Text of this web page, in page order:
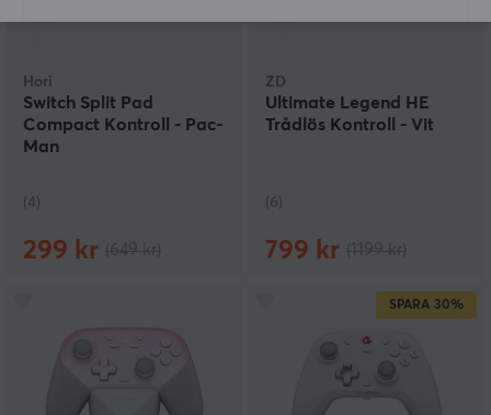
Hori
Switch Split Pad
Compact Kontroll - Pac-
Man
(4)
299 kr
ZD
Ultimate Legend HE
Trådlös Kontroll - Vit
(6)
799 kr
SPARA 30%